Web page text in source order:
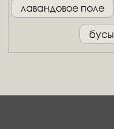
лавандовое поле
бусы